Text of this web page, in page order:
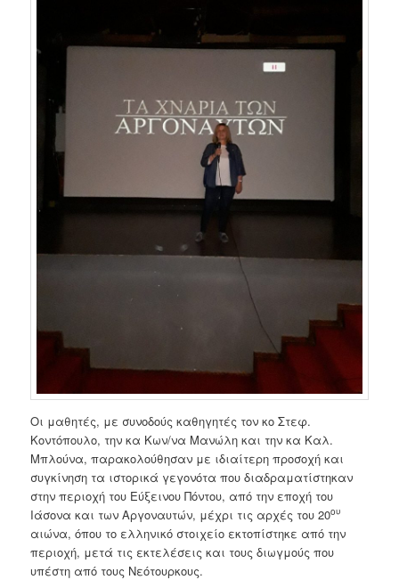
Οι μαθητές, με συνοδούς καθηγητές τον κο Στεφ.
Κοντόπουλο, την κα Κων/να Μανώλη και την κα Καλ.
Μπλούνα, παρακολούθησαν με ιδιαίτερη προσοχή και
συγκίνηση τα ιστορικά γεγονότα που διαδραματίστηκαν
στην περιοχή του Εύξεινου Πόντου, από την εποχή του
Ιάσονα και των Αργοναυτών, μέχρι τις αρχές του 20ου
αιώνα, όπου το ελληνικό στοιχείο εκτοπίστηκε από την
περιοχή, μετά τις εκτελέσεις και τους διωγμούς που
υπέστη από τους Νεότουρκους.